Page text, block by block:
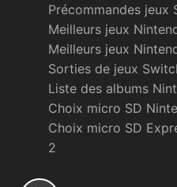
Précommandes jeux
Meilleurs jeux
Meilleurs jeux
Sorties de jeux
Liste des albums
Choix micro SD
Choix micro SD
2